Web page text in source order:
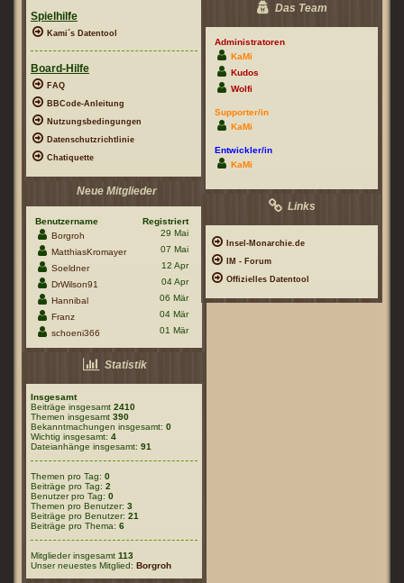
Spielhilfe
Kami´s Datentool
Board-Hilfe
FAQ
BBCode-Anleitung
Nutzungsbedingungen
Datenschutzrichtlinie
Chatiquette
Neue Mitglieder
Benutzername
Registriert
Borgroh
29 Mai
MatthiasKromayer
07 Mai
Soeldner
12 Apr
DrWilson91
04 Apr
Hannibal
06 Mär
Franz
04 Mär
schoeni366
01 Mär
Statistik
Insgesamt
Beiträge insgesamt 2410
Themen insgesamt 390
Bekanntmachungen insgesamt: 0
Wichtig insgesamt: 4
Dateianhänge insgesamt: 91
Themen pro Tag: 0
Beiträge pro Tag: 2
Benutzer pro Tag: 0
Themen pro Benutzer: 3
Beiträge pro Benutzer: 21
Beiträge pro Thema: 6
Mitglieder insgesamt 113
Unser neuestes Mitglied: Borgroh
Das Team
Administratoren
KaMi
Kudos
Wolfi
Supporter/in
KaMi
Entwickler/in
KaMi
Links
Insel-Monarchie.de
IM - Forum
Offizielles Datentool